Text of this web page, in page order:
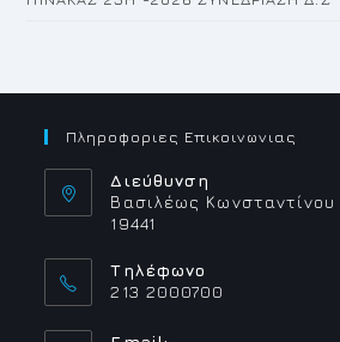
Πληροφοριες Επικοινωνιας
Διεύθυνση
Βασιλέως Κωνσταντίνου
19441
Τηλέφωνο
213 2000700